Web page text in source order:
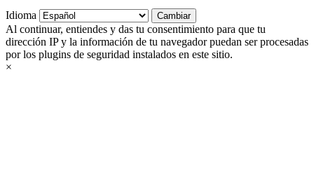
Idioma
Al continuar, entiendes y das tu consentimiento para que tu
dirección IP y la información de tu navegador puedan ser procesadas
por los plugins de seguridad instalados en este sitio.
×